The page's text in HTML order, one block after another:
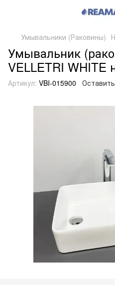
Умывальники (Раковины)
Умывальник
VELLETRI WHITE
Артикул: VBI-015900